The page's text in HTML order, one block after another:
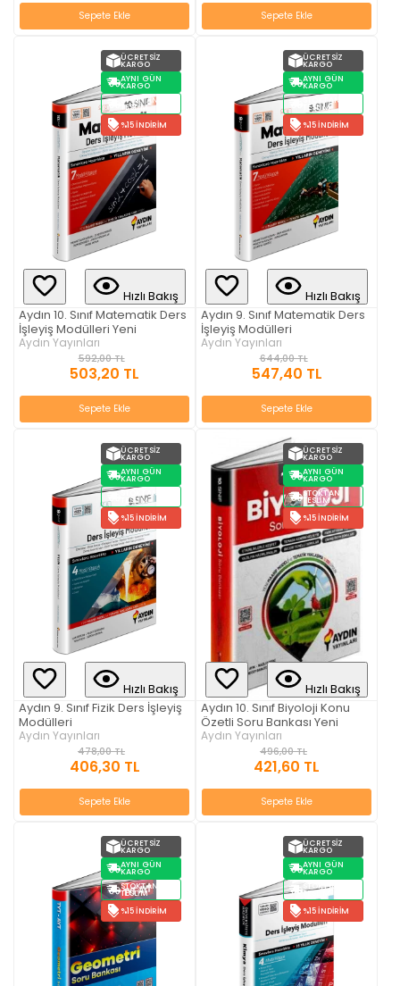
Sepete Ekle Sepete Ekle
ÜCRETSIZ
KARGO
AYNI GÜN
KARGO
STOKTAN
TESLIM
%15 İNDIRIM
Hızlı Bakış
Aydın 10. Sınıf Matematik Ders
İşleyiş Modülleri Yeni
Aydın Yayınları
592,00 TL
503,20 TL
Sepete Ekle
ÜCRETSIZ
KARGO
AYNI GÜN
KARGO
STOKTAN
TESLIM
%15 İNDIRIM
Hızlı Bakış
Aydın 9. Sınıf Matematik Ders
İşleyiş Modülleri
Aydın Yayınları
644,00 TL
547,40 TL
Sepete Ekle
ÜCRETSIZ
KARGO
AYNI GÜN
KARGO
STOKTAN
TESLIM
%15 İNDIRIM
Hızlı Bakış
Aydın 9. Sınıf Fizik Ders İşleyiş
Modülleri
Aydın Yayınları
478,00 TL
406,30 TL
Sepete Ekle
ÜCRETSIZ
KARGO
AYNI GÜN
KARGO
STOKTAN
TESLIM
%15 İNDIRIM
Hızlı Bakış
Aydın 10. Sınıf Biyoloji Konu
Özetli Soru Bankası Yeni
Aydın Yayınları
496,00 TL
421,60 TL
Sepete Ekle
ÜCRETSIZ
KARGO
AYNI GÜN
KARGO
STOKTAN
TESLIM
%15 İNDIRIM
ÜCRETSIZ
KARGO
AYNI GÜN
KARGO
STOKTAN
TESLIM
%15 İNDIRIM